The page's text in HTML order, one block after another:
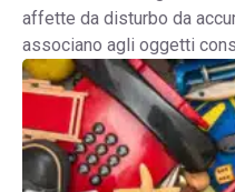
affette da disturbo da
associano agli oggetti